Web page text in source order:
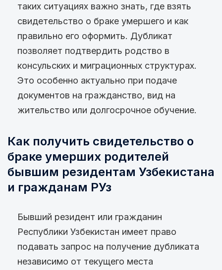
таких ситуациях важно знать, где взять
свидетельство о браке умершего и как
правильно его оформить. Дубликат
позволяет подтвердить родство в
консульских и миграционных структурах.
Это особенно актуально при подаче
документов на гражданство, вид на
жительство или долгосрочное обучение.
Как получить свидетельство о
браке умерших родителей
бывшим резидентам Узбекистана
и гражданам РУз
Бывший резидент или гражданин
Республики Узбекистан имеет право
подавать запрос на получение дубликата
независимо от текущего места